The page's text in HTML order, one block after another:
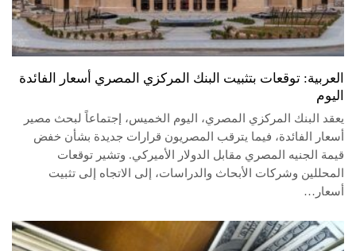
العربية: توقعات بتثبيت البنك المركزي المصري أسعار الفائدة
اليوم
يعقد البنك المركزي المصري، اليوم الخميس، إجتماعاً لبحث مصير
أسعار الفائدة، فيما يترقب المصريون قرارات جديدة بشأن خفض
قيمة الجنيه المصري مقابل الدولار الأميركي. وتشير توقعات
المحللين وشركات الأبحاث والدراسات، إلى الاتجاه إلى تثبيت
أسعار…